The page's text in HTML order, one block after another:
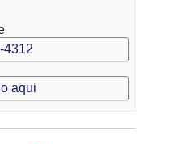
4312
aqui